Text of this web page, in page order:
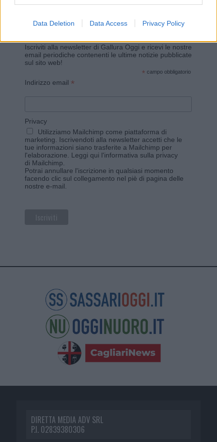
Data Deletion Data Access Privacy Policy
Vuoi rimanere sempre aggiornato?
Iscriviti alla newsletter di Gallura Oggi e ricevi le nostre
email periodiche contenenti le ultime notizie pubblicate
sul sito web!
* campo obbligatorio
Indirizzo email *
Privacy
Utilizziamo Mailchimp come piattaforma di
marketing. Iscrivendoti alla newsletter accetti che le
tue informazioni siano trasferite a Mailchimp per
l'elaborazione. Leggi qui l'informativa sulla privacy
di Mailchimp
Potrai annullare l'iscrizione in qualsiasi momento
facendo clic sul collegamento nel piè di pagina delle
nostre e-mail.
DIRETTA MEDIA ADV SRL
P.I. 02839380306